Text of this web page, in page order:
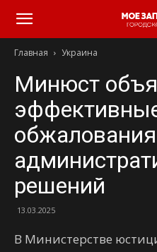
Главная Украина
Минюст
обжалования
решений
13.03.2025
В Министерстве